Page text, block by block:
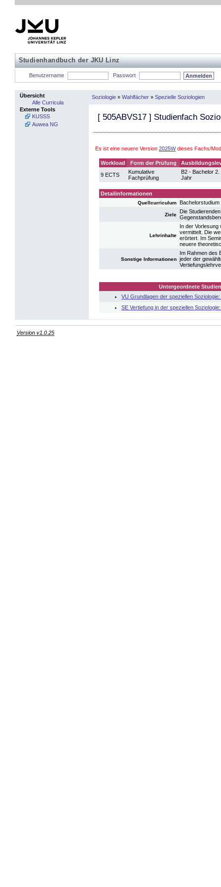
Studienhandbuch der JKU Linz
Benutzername Passwort
Übersicht
Alle Curricula
Externe Tools
KUSSS
Auwea NG
Soziologie » Wahlfächer » Spezielle Soziologien
[ 505ABVS17 ] Studienfach
Es ist eine neuere Version 2025Wdieses Fachs/
Workload Form der Prüfung
9 ECTS
Kumulative
Fachprüfung
B2 - Bachelor 2.
Jahr
Detailinformationen
Quellcurriculum Bachelorstudium
Ziele
Die
Lehrinhalte
In der
vermittelt. Die
erörtert. Im
neuere
Sonstige Informationen
Im Rahmen des
jeder der
Untergeordnete
VU Grundlagen der speziellen
SE Vertiefung in der speziellen
Version v1.0.25